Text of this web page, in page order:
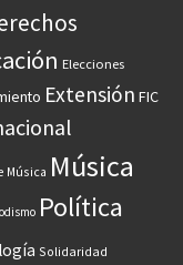
Elecciones
Extensión FIC
Música Música
Política
Solidaridad